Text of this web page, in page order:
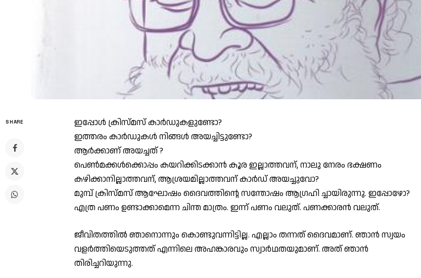
SHARE
ഇപ്പോൾ ക്രിസ്മ‌സ് കാർഡുകളുണ്ടോ?
ഇത്തരം കാർഡുകൾ നിങ്ങൾ അയച്ചിട്ടുണ്ടോ?
ആർക്കാണ് അയച്ചത് ?
പെൺമക്കൾക്കൊപ്പം കയറിക്കിടക്കാൻ കൂര ഇല്ലാത്തവന്, നാലു നേരം ഭക്ഷണം
കഴിക്കാനില്ലാത്തവന്, ആശ്രയമില്ലാത്തവന് കാർഡ് അയച്ചുവോ?
മുമ്പ് ക്രിസ്‌മസ് ആഘോഷം ദൈവത്തിൻ്റെ സന്തോഷം ആഗ്രഹി ച്ചായിരുന്നു. ഇപ്പോഴോ?
എത്ര പണം ഉണ്ടാക്കാമെന്ന ചിന്ത മാത്രം. ഇന്ന് പണം വലുത്. പണക്കാരൻ വലുത്.
ജീവിതത്തിൽ ഞാനൊന്നും കൊണ്ടുവന്നിട്ടില്ല. എല്ലാം തന്നത് ദൈവമാണ്. ഞാൻ സ്വയം
വളർത്തിയെടുത്തത് എന്നിലെ അഹങ്കാരവും സ്വാർഥതയുമാണ്. അത് ഞാൻ
തിരിച്ചറിയുന്നു.